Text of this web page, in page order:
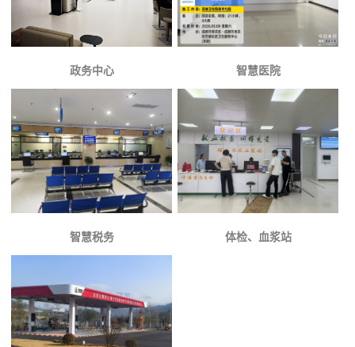
政务中心 智慧医院
智慧税务 体检、血浆站